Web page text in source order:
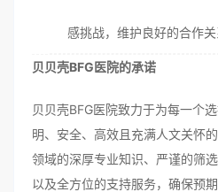
感挑战，维护良好的合作关
贝贝壳BFG医院的承诺
贝贝壳BFG医院致力于为每一个
明、安全、高效且充满人文关怀
领域的深厚专业知识、严谨的筛
以及全方位的支持服务，确保预